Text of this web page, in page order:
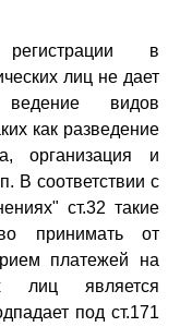
в
лиц не дает
видов
как разведение
организация и
В соответствии с
ст.32 такие
принимать от
платежей на
лиц является
под ст.171